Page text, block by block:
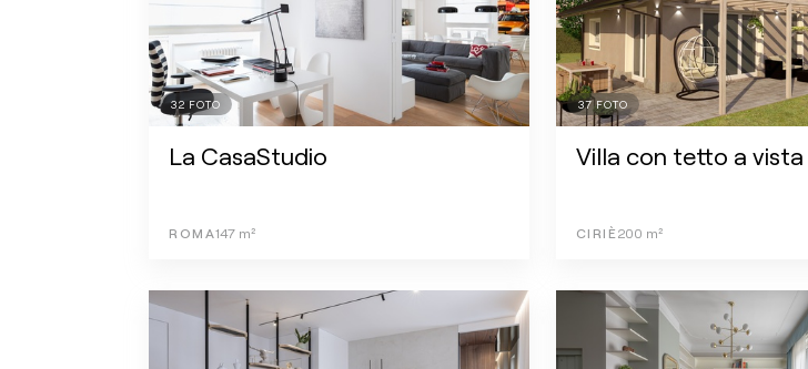
32 FOTO
La CasaStudio
ROMA147 m²
37FOTO
Villa con tetto a vista
CIRIÈ 200 m²